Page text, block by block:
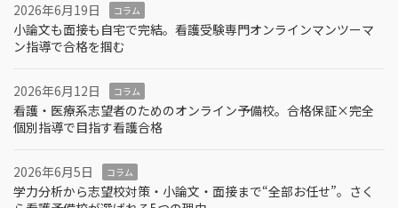
2026年6月19日 コラム
小論文も面接も自宅で完結。看護受験専門オンラインマンツーマ
ン指導で合格を掴む
2026年6月12日 コラム
看護・医療系志望者のためのオンライン予備校。合格保証×完全
個別指導で目指す看護合格
2026年6月5日 コラム
学力分析から志望校対策・小論文・面接まで“全部お任せ”。さく